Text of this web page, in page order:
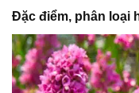
Đặc điểm, phân loại